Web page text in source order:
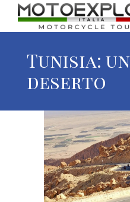
Tunisia:
deserto